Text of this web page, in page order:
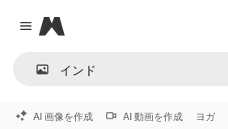
Close menu
Magnific
AI 画像を作成 AI 動画を作成 ヨガ